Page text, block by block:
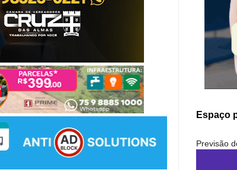
Espaço
Previsão